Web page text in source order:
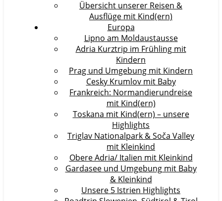
Übersicht unserer Reisen &
Ausflüge mit Kind(ern)
Europa
Lipno am Moldaustausse
Adria Kurztrip im Frühling mit
Kindern
Prag und Umgebung mit Kindern
Cesky Krumlov mit Baby
Frankreich: Normandierundreise
mit Kind(ern)
Toskana mit Kind(ern) – unsere
Highlights
Triglav Nationalpark & Soča Valley
mit Kleinkind
Obere Adria/ Italien mit Kleinkind
Gardasee und Umgebung mit Baby
& Kleinkind
Unsere 5 Istrien Highlights